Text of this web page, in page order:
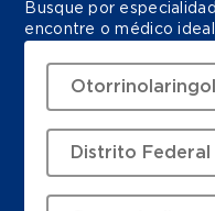
Busque por
encontre o médico